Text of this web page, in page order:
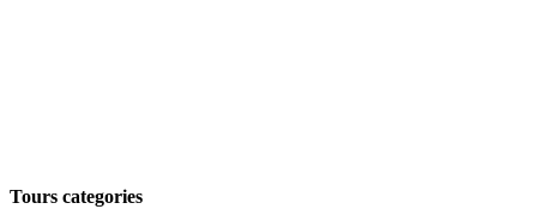
Tours categories